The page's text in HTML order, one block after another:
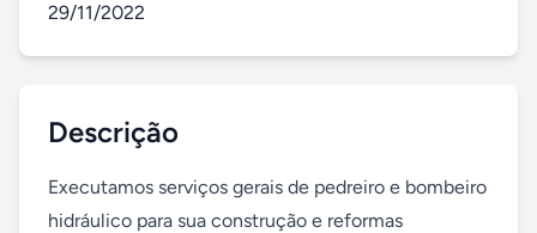
29/11/2022
Descrição
Executamos serviços gerais de pedreiro e bombeiro
hidráulico para sua construção e reformas